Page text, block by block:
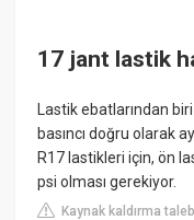
17 jant lastik
Lastik ebatlarından
basıncı doğru olarak
R17 lastikleri için, ön
psi olması gerekiyor.
Kaynak kaldırma